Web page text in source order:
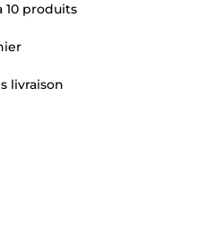
10 produits
livraison